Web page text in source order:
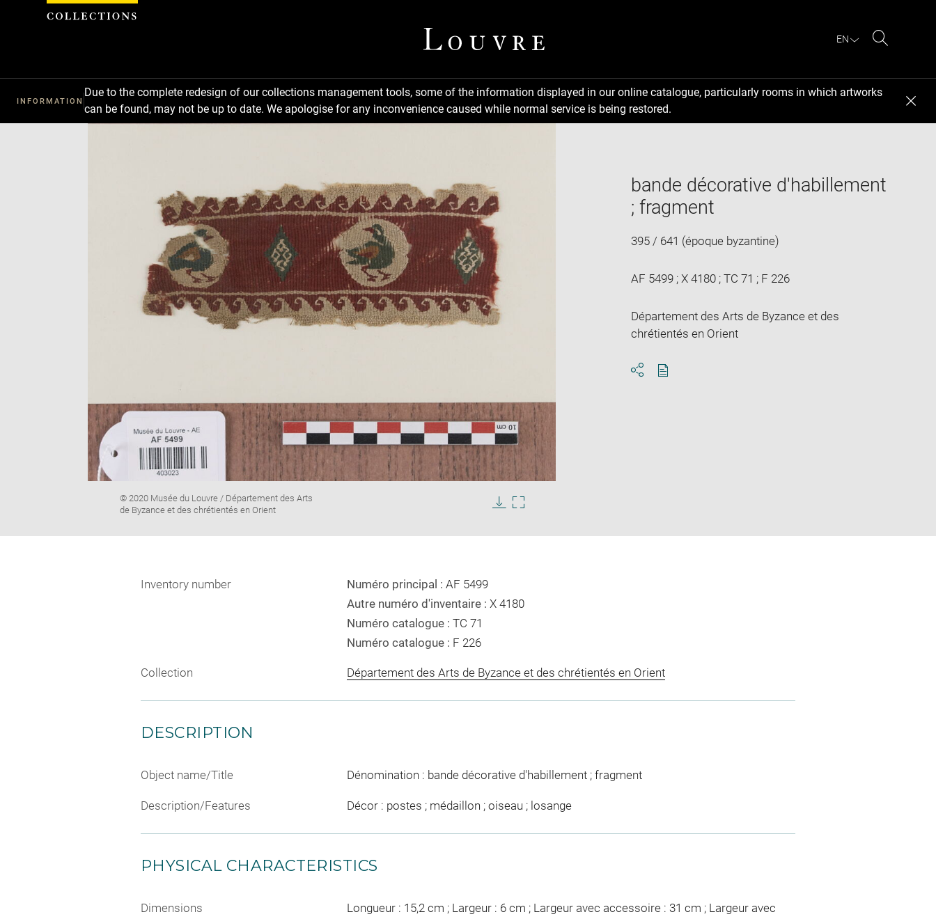
EN
INFORMATION
Due to the complete redesign of our collections management tools, some of the information displayed in our online catalogue, particularly rooms in which artworks
can be found, may not be up to date. We apologise for any inconvenience caused while normal service is being restored.
Image
caption:
© 2020 Musée du Louvre / Département des Arts
de Byzance et des chrétientés en Orient
Download
Previous
bande décorative d'habillement
; fragment
395 / 641 (époque byzantine)
AF 5499 ; X 4180 ; TC 71 ; F 226
Département des Arts de Byzance et des
chrétientés en Orient
Inventory number Numéro principal : AF 5499
Autre numéro d'inventaire : X 4180
Numéro catalogue : TC 71
Numéro catalogue : F 226
Collection Département des Arts de Byzance et des chrétientés en Orient
DESCRIPTION
Object name/Title Dénomination : bande décorative d'habillement ; fragment
Description/Features Décor : postes ; médaillon ; oiseau ; losange
PHYSICAL CHARACTERISTICS
Dimensions
Longueur : 15,2 cm ; Largeur : 6 cm ; Largeur avec accessoire : 31 cm ; Largeur avec
Cookies management panel